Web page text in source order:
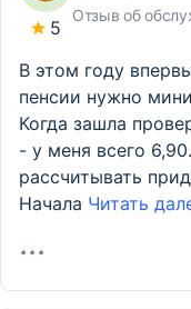
5
Отзыв об
В этом году
пенсии нужно
Когда зашла
- у меня всего
рассчитывать
Начала Читать